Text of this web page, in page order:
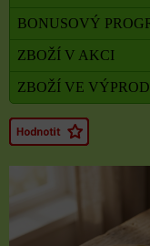
BONUSOVÝ
ZBOŽÍ V AKCI
ZBOŽÍ VE